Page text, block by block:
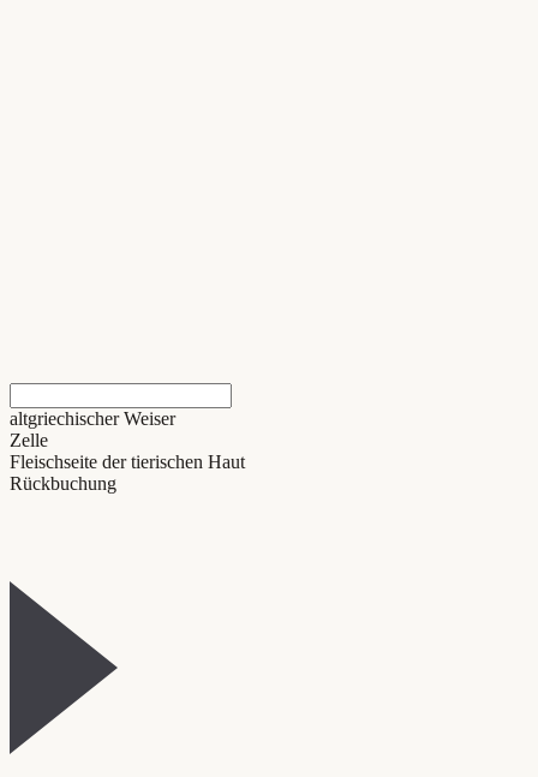
altgriechischer Weiser
Zelle
Fleischseite der tierischen Haut
Rückbuchung